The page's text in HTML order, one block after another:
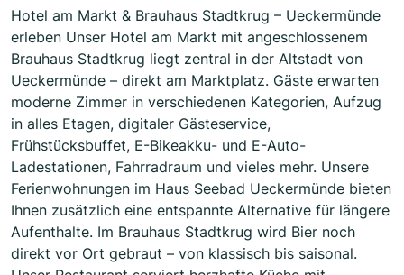
Hotel am Markt & Brauhaus Stadtkrug – Ueckermünde
erleben Unser Hotel am Markt mit angeschlossenem
Brauhaus Stadtkrug liegt zentral in der Altstadt von
Ueckermünde – direkt am Marktplatz. Gäste erwarten
moderne Zimmer in verschiedenen Kategorien, Aufzug
in alles Etagen, digitaler Gästeservice,
Frühstücksbuffet, E-Bikeakku- und E-Auto-
Ladestationen, Fahrradraum und vieles mehr. Unsere
Ferienwohnungen im Haus Seebad Ueckermünde bieten
Ihnen zusätzlich eine entspannte Alternative für längere
Aufenthalte. Im Brauhaus Stadtkrug wird Bier noch
direkt vor Ort gebraut – von klassisch bis saisonal.